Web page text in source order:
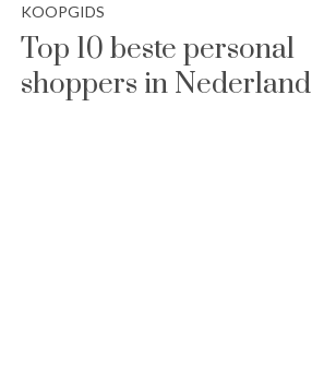
KOOPGIDS
Top 10 beste personal
shoppers in Nederland